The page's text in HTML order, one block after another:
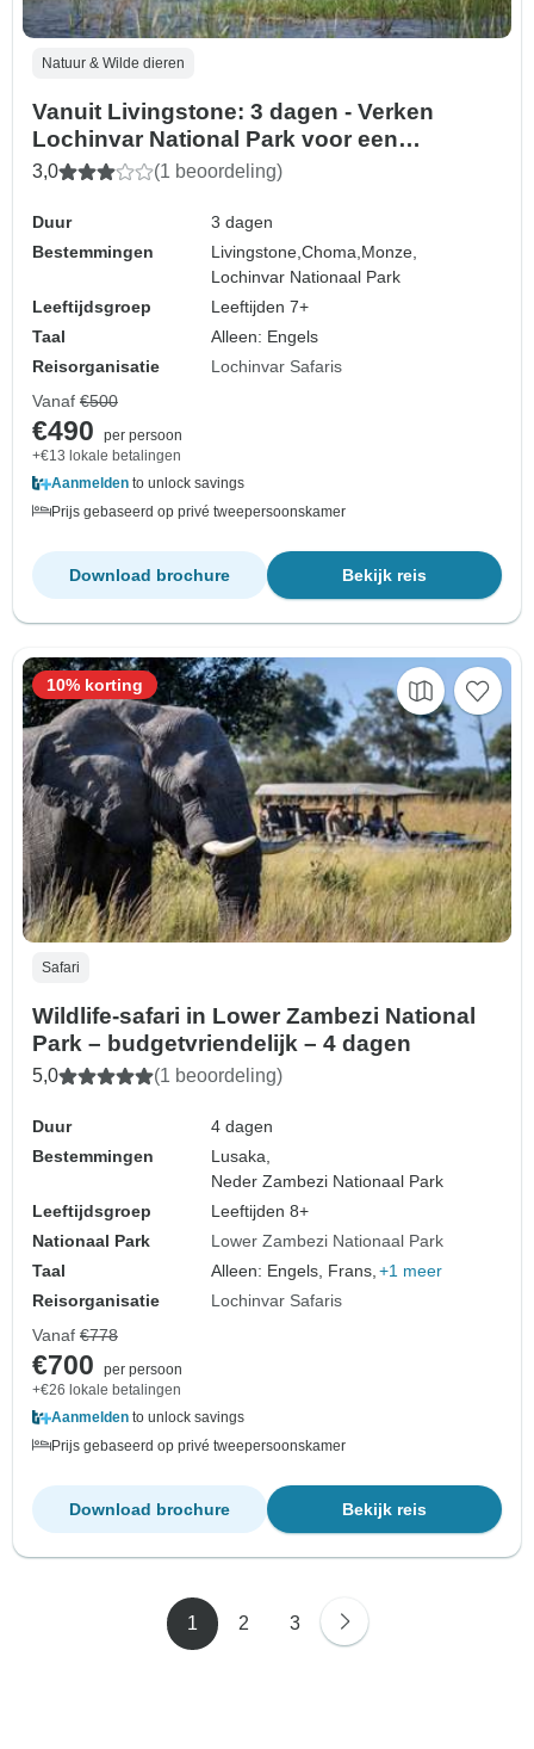
Natuur & Wilde dieren
Vanuit Livingstone: 3 dagen - Verken
Lochinvar National Park voor een
vogelexcursie
3,0 (1 beoordeling)
Duur
3 dagen
Bestemmingen
Livingstone,Choma, Monze,
Lochinvar Nationaal Park
Leeftijdsgroep
Leeftijden 7+
Taal
Alleen: Engels
Reisorganisatie
Lochinvar Safaris
Vanaf €500
€490
per persoon
+€13 lokale betalingen
Aanmelden to unlock savings
Prijs gebaseerd op privé tweepersoonskamer
Bekijk reis
Download brochure
Safari
Wildlife-safari in Lower Zambezi National
Park – budgetvriendelijk – 4 dagen
5,0 (1 beoordeling)
Duur
4 dagen
Bestemmingen
Lusaka,
Neder Zambezi Nationaal Park
Leeftijdsgroep
Leeftijden 8+
Nationaal Park
Lower Zambezi Nationaal Park
Taal
Alleen: Engels, Frans, +1 meer
Reisorganisatie
Lochinvar Safaris
10% korting
Vanaf €778
€700
per persoon
+€26 lokale betalingen
Aanmelden to unlock savings
Prijs gebaseerd op privé tweepersoonskamer
Bekijk reis
Download brochure
1 2 3